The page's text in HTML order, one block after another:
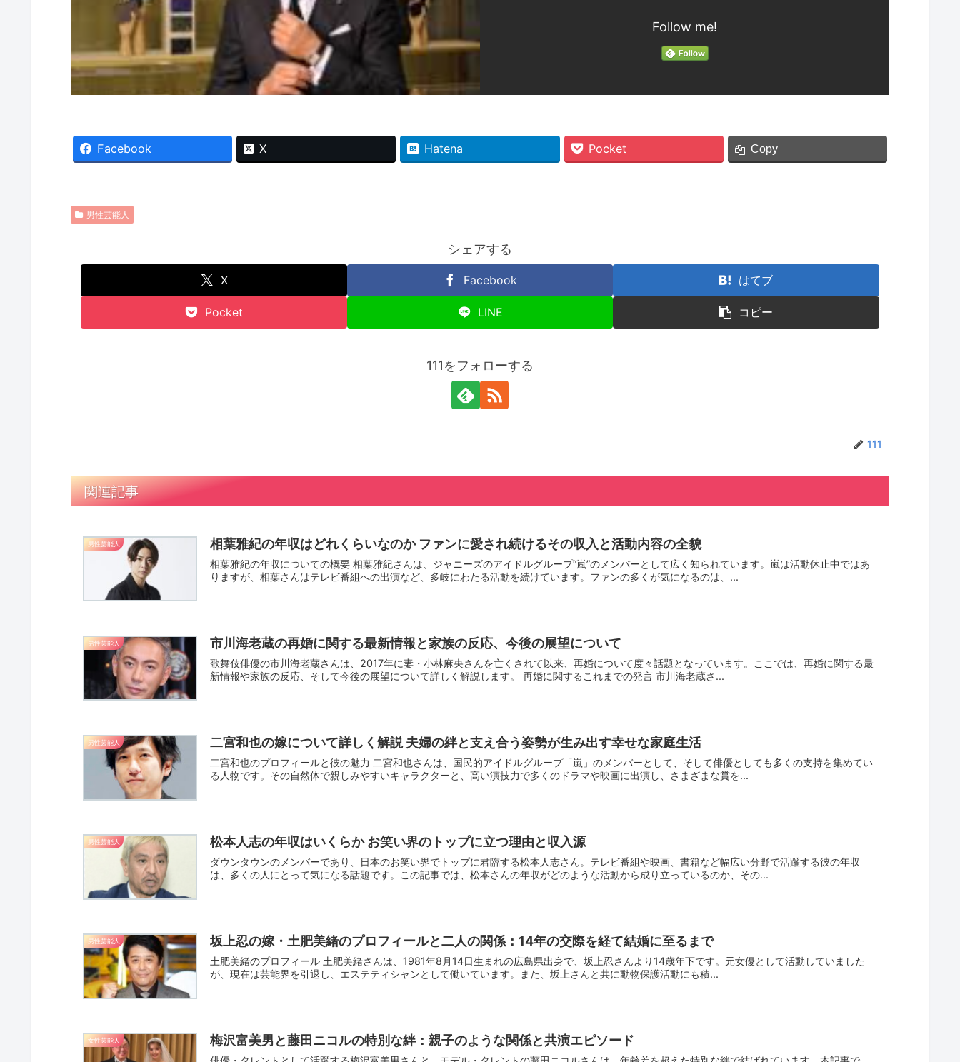
Follow me!
Facebook X Hatena Pocket Copy
男性芸能人
シェアする
X Facebook はてブ
Pocket LINE コピー
111をフォローする
111
関連記事
男性芸能人 相葉雅紀の年収はどれくらいなのか ファンに愛され続けるその収入と活動内容の全貌
相葉雅紀の年収についての概要 相葉雅紀さんは、ジャニーズのアイドルグループ“嵐”のメンバーとして広く知られています。嵐は活動休止中ではあ
りますが、相葉さんはテレビ番組への出演など、多岐にわたる活動を続けています。ファンの多くが気になるのは、...
男性芸能人 市川海老蔵の再婚に関する最新情報と家族の反応、今後の展望について
歌舞伎俳優の市川海老蔵さんは、2017年に妻・小林麻央さんを亡くされて以来、再婚について度々話題となっています。ここでは、再婚に関する最
新情報や家族の反応、そして今後の展望について詳しく解説します。 再婚に関するこれまでの発言 市川海老蔵さ...
男性芸能人 二宮和也の嫁について詳しく解説 夫婦の絆と支え合う姿勢が生み出す幸せな家庭生活
二宮和也のプロフィールと彼の魅力 二宮和也さんは、国民的アイドルグループ「嵐」のメンバーとして、そして俳優としても多くの支持を集めてい
る人物です。その自然体で親しみやすいキャラクターと、高い演技力で多くのドラマや映画に出演し、さまざまな賞を...
男性芸能人 松本人志の年収はいくらか お笑い界のトップに立つ理由と収入源
ダウンタウンのメンバーであり、日本のお笑い界でトップに君臨する松本人志さん。テレビ番組や映画、書籍など幅広い分野で活躍する彼の年収
は、多くの人にとって気になる話題です。この記事では、松本さんの年収がどのような活動から成り立っているのか、その...
男性芸能人 坂上忍の嫁・土肥美緒のプロフィールと二人の関係：14年の交際を経て結婚に至るまで
土肥美緒のプロフィール 土肥美緒さんは、1981年8月14日生まれの広島県出身で、坂上忍さんより14歳年下です。元女優として活動していました
が、現在は芸能界を引退し、エステティシャンとして働いています。また、坂上さんと共に動物保護活動にも積...
女性芸能人 梅沢富美男と藤田ニコルの特別な絆：親子のような関係と共演エピソード